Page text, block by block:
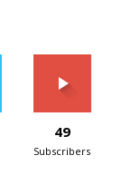
49
Subscribers